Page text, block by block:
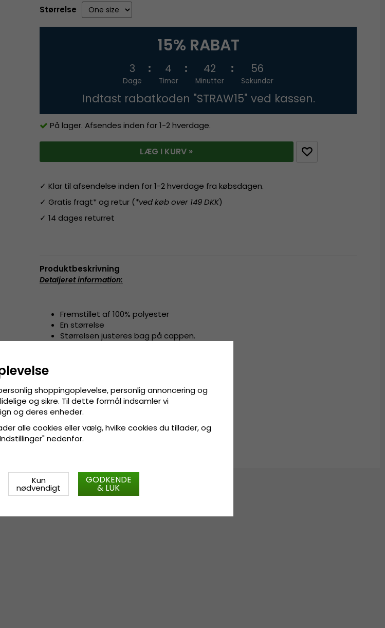
Størrelse
15% RABAT
3
Dage
4
Timer
42
Minutter
55
Sekunder
Indtast rabatkoden "STRAW15" ved kassen.
På lager. Afsendes inden for 1-2 hverdage.
LÆG I KURV »
✓ Klar til afsendelse inden for 1-2 hverdage fra købsdagen.
✓ Gratis fragt* og retur (*ved køb over 149 DKK)
✓ 14 dages returret
Produktbeskrivning
Detaljeret information:
Fremstillet af 100% polyester
En størrelse
Størrelsen justeres bag på cappen.
shoppingoplevelse, personlig annoncering og
og sikre. Til dette formål indsamler vi
og deres enheder.
alle cookies eller vælg, hvilke cookies du tillader, og
nedenfor.
Kun
nødvendigt
GODKENDE
& LUK